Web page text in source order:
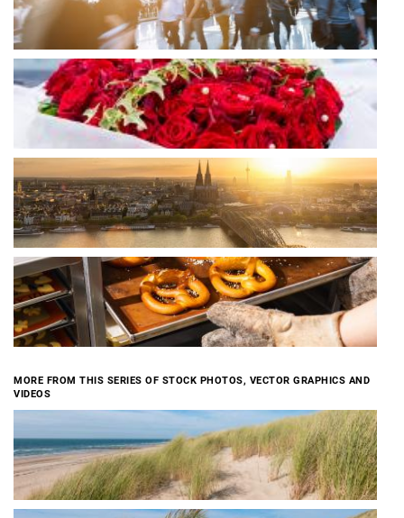
MORE FROM THIS SERIES OF STOCK PHOTOS, VECTOR GRAPHICS AND
VIDEOS